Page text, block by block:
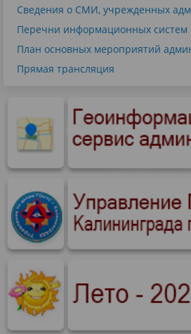
Сведения о СМИ, учрежденных
Перечни информационных систем
План основных мероприятий
Прямая трансляция